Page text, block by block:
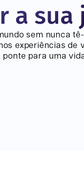
a sua
sem nunca
experiências de
para uma